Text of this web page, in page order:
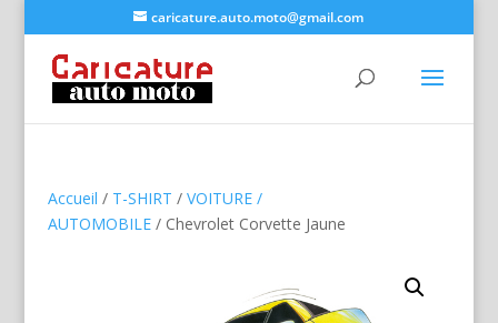
caricature.auto.moto@gmail.com
Accueil / T-SHIRT / VOITURE /
AUTOMOBILE/ Chevrolet Corvette Jaune